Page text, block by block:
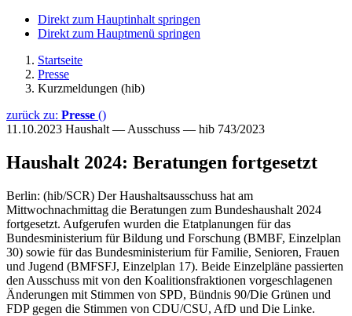
Direkt zum Hauptinhalt springen
Direkt zum Hauptmenü springen
Startseite
Presse
Kurzmeldungen (hib)
zurück zu: Presse ()
11.10.2023 Haushalt — Ausschuss — hib 743/2023
Haushalt 2024: Beratungen fortgesetzt
Berlin: (hib/SCR) Der Haushaltsausschuss hat am
Mittwochnachmittag die Beratungen zum Bundeshaushalt 2024
fortgesetzt. Aufgerufen wurden die Etatplanungen für das
Bundesministerium für Bildung und Forschung (BMBF, Einzelplan
30) sowie für das Bundesministerium für Familie, Senioren, Frauen
und Jugend (BMFSFJ, Einzelplan 17). Beide Einzelpläne passierten
den Ausschuss mit von den Koalitionsfraktionen vorgeschlagenen
Änderungen mit Stimmen von SPD, Bündnis 90/Die Grünen und
FDP gegen die Stimmen von CDU/CSU, AfD und Die Linke.